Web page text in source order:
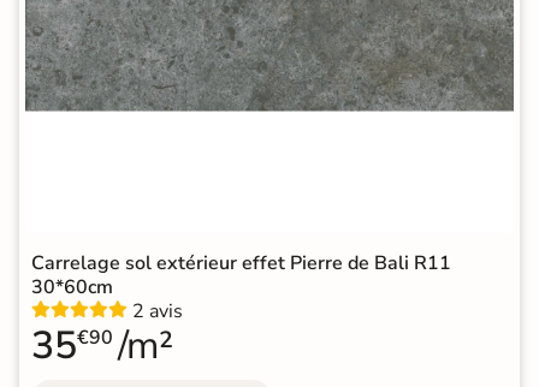
Carrelage sol extérieur effet Pierre de Bali R11
30*60cm
2 avis
35€90 /m²